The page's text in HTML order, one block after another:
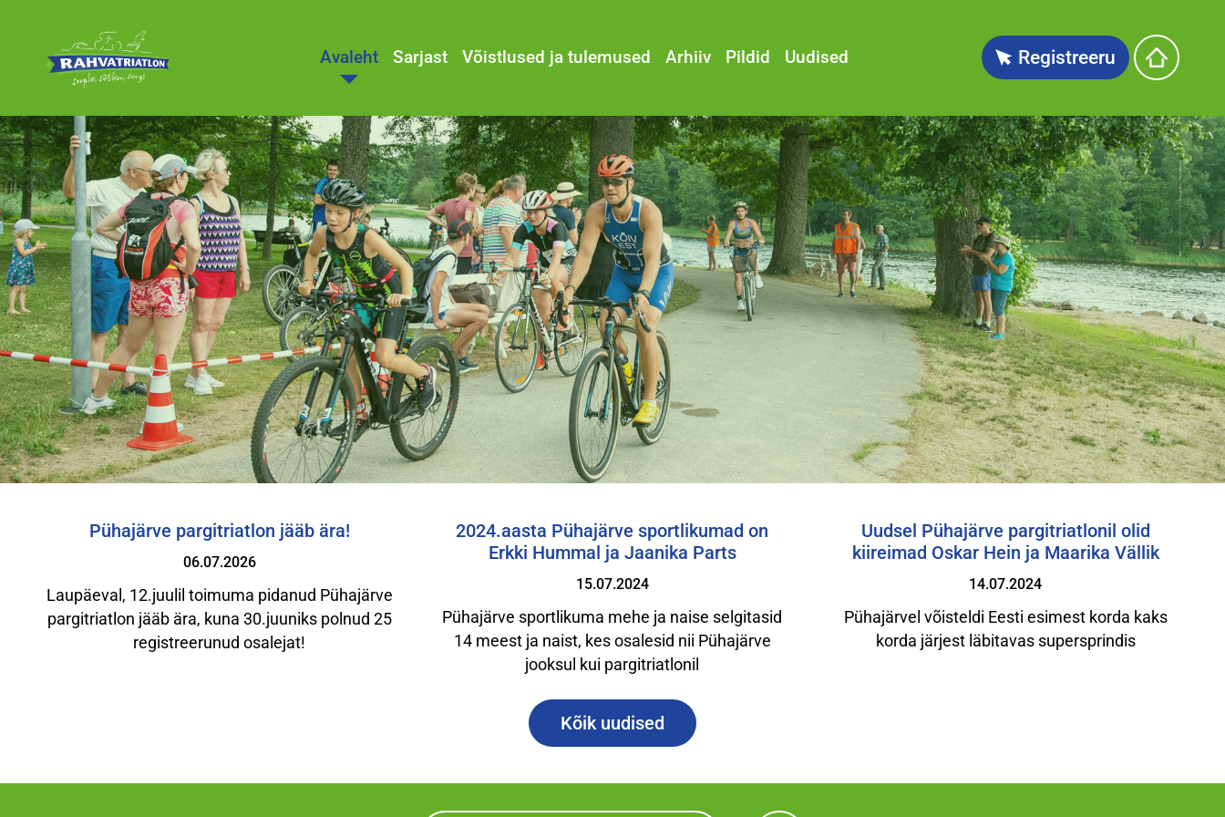
Avaleht Sarjast Võistlused ja tulemused Arhiiv Pildid Uudised Registreeru
Pühajärve pargitriatlon jääb ära!
06.07.2026
Laupäeval, 12.juulil toimuma pidanud Pühajärve
pargitriatlon jääb ära, kuna 30.juuniks polnud 25
registreerunud osalejat!
2024.aasta Pühajärve sportlikumad on
Erkki Hummal ja Jaanika Parts
15.07.2024
Pühajärve sportlikuma mehe ja naise selgitasid
14 meest ja naist, kes osalesid nii Pühajärve
jooksul kui pargitriatlonil
Uudsel Pühajärve pargitriatlonil olid
kiireimad Oskar Hein ja Maarika Vällik
14.07.2024
Pühajärvel võisteldi Eesti esimest korda kaks
korda järjest läbitavas supersprindis
Kõik uudised